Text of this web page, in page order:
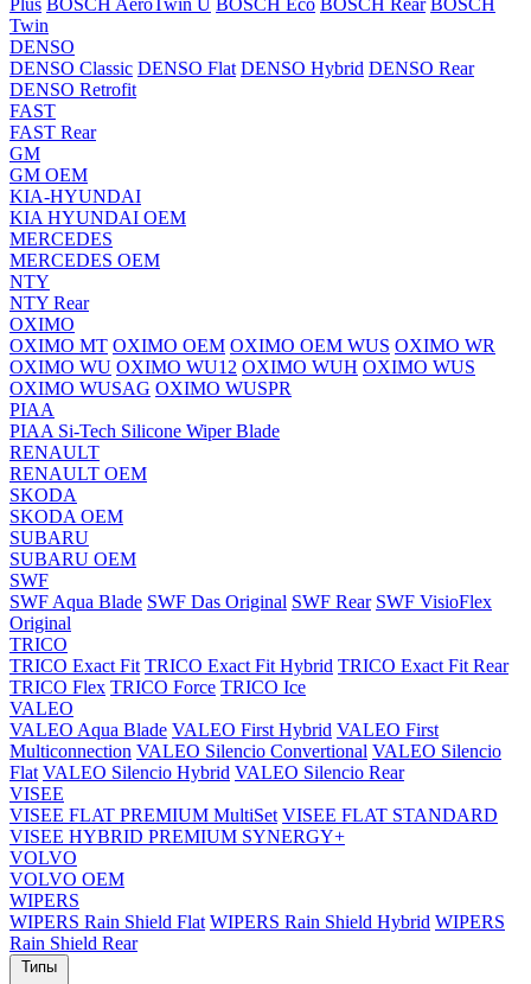
Plus BOSCH AeroTwin U BOSCH Eco BOSCH Rear BOSCH
Twin
DENSO
DENSO Classic DENSO Flat DENSO Hybrid DENSO Rear
DENSO Retrofit
FAST
FAST Rear
GM
GM OEM
KIA-HYUNDAI
KIA HYUNDAI OEM
MERCEDES
MERCEDES OEM
NTY
NTY Rear
OXIMO
OXIMO MT OXIMO OEM OXIMO OEM WUS OXIMO WR
OXIMO WU OXIMO WU12 OXIMO WUH OXIMO WUS
OXIMO WUSAG OXIMO WUSPR
PIAA
PIAA Si-Tech Silicone Wiper Blade
RENAULT
RENAULT OEM
SKODA
SKODA OEM
SUBARU
SUBARU OEM
SWF
SWF Aqua Blade SWF Das Original SWF Rear SWF VisioFlex
Original
TRICO
TRICO Exact Fit TRICO Exact Fit Hybrid TRICO Exact Fit Rear
TRICO Flex TRICO Force TRICO Ice
VALEO
VALEO Aqua Blade VALEO First Hybrid VALEO First
Multiconnection VALEO Silencio Convertional VALEO Silencio
Flat VALEO Silencio Hybrid VALEO Silencio Rear
VISEE
VISEE FLAT PREMIUM MultiSet VISEE FLAT STANDARD
VISEE HYBRID PREMIUM SYNERGY+
VOLVO
VOLVO OEM
WIPERS
WIPERS Rain Shield Flat WIPERS Rain Shield Hybrid WIPERS
Rain Shield Rear
Типы